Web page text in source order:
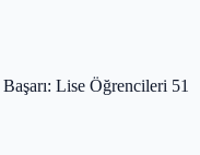
Lise Öğrencileri 51